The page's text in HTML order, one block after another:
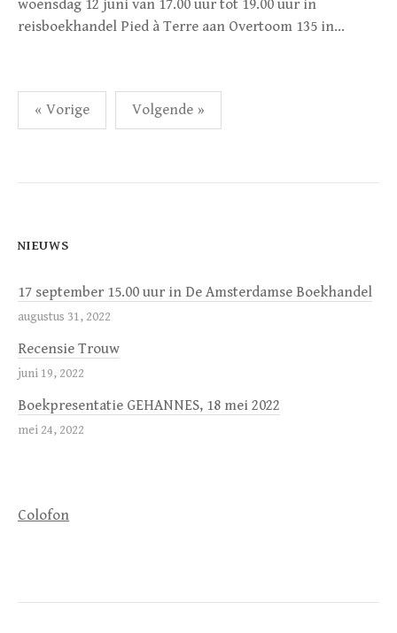
woensdag 12 juni van 17.00 uur tot 19.00 uur in
reisboekhandel Pied à Terre aan Overtoom 135 in…
Berichten
paginering
« Vorige Volgende »
NIEUWS
17 september 15.00 uur in De Amsterdamse Boekhandel
augustus 31, 2022
Recensie Trouw
juni 19, 2022
Boekpresentatie GEHANNES, 18 mei 2022
mei 24, 2022
Colofon